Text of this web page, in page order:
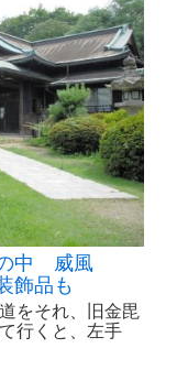
中 威風
飾品も
をそれ、旧金毘
行くと、左手